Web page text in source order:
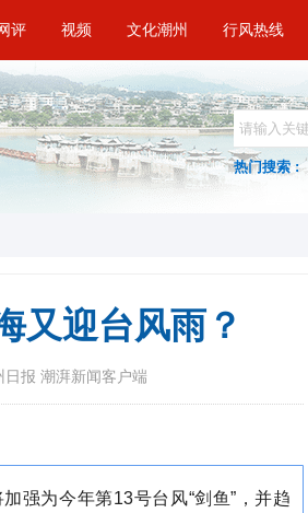
评 视频 文化潮州 行风热线
热门搜索 :
又迎台风雨？
日报 潮湃新闻客户端
强为今年第13号台风“剑鱼”，并趋